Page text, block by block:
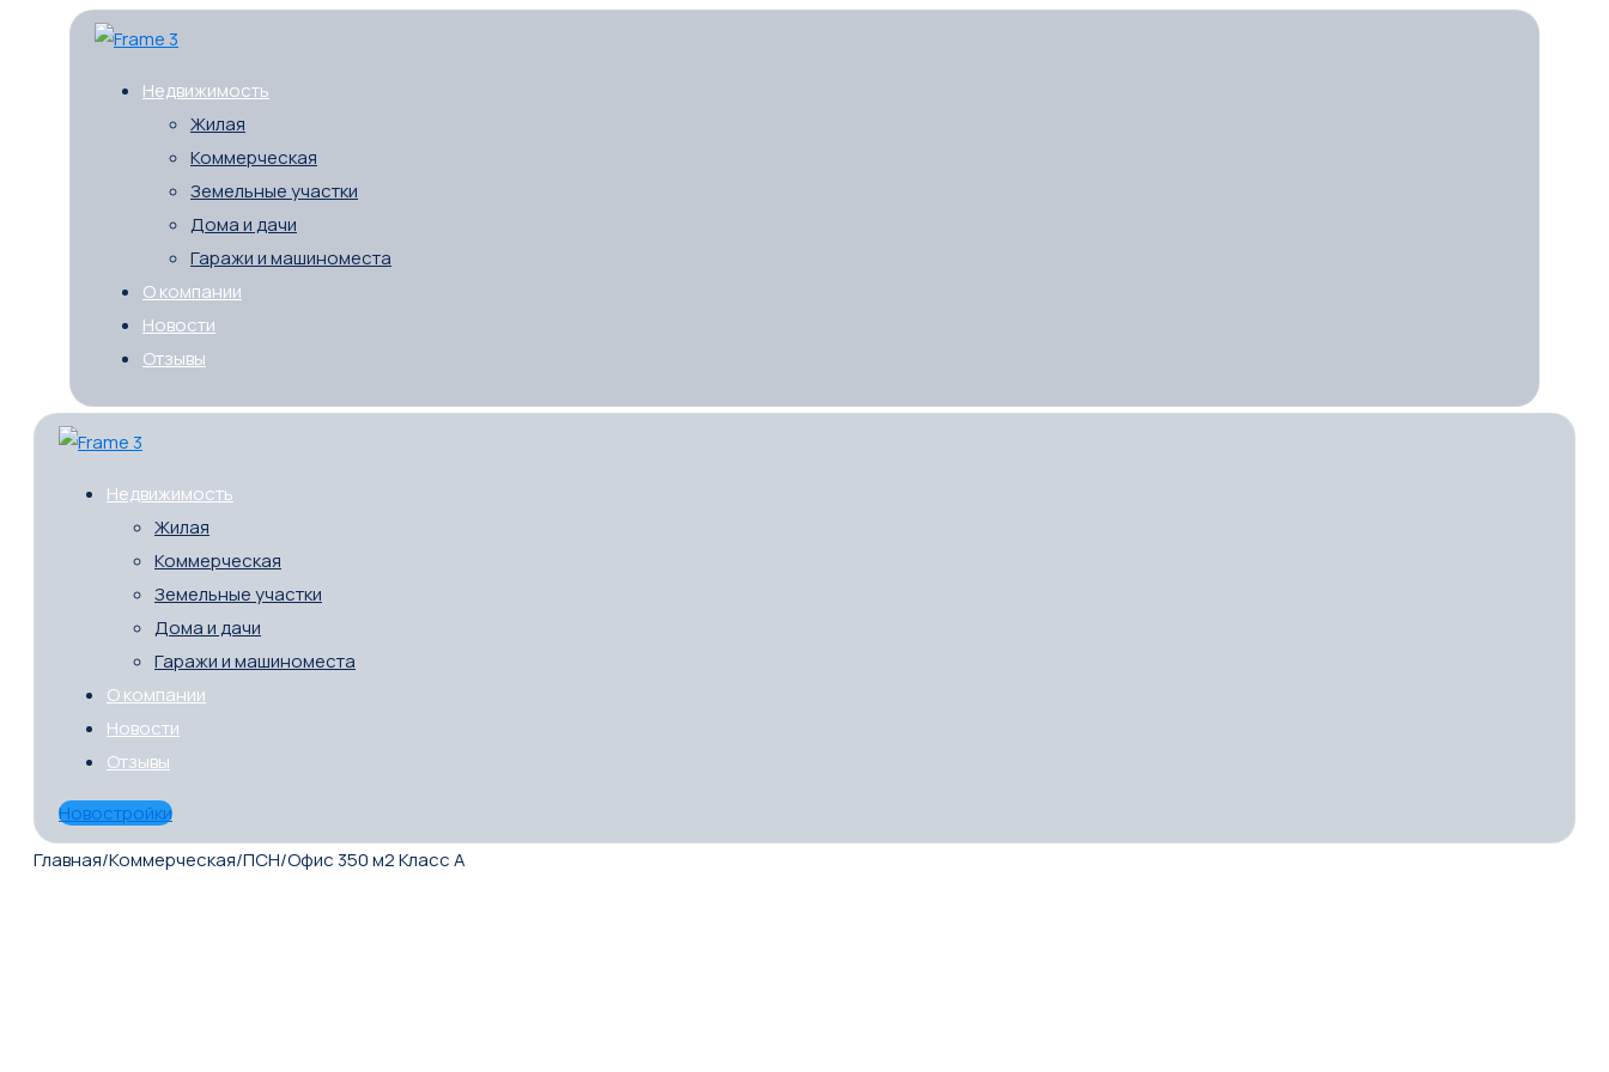
Недвижимость
Жилая
Коммерческая
Земельные участки
Дома и дачи
Гаражи и машиноместа
О компании
Новости
Отзывы
Недвижимость
Жилая
Коммерческая
Земельные участки
Дома и дачи
Гаражи и машиноместа
О компании
Новости
Отзывы
Новостройки
Главная/Коммерческая/ПСН/Офис 350 м2 Класс A